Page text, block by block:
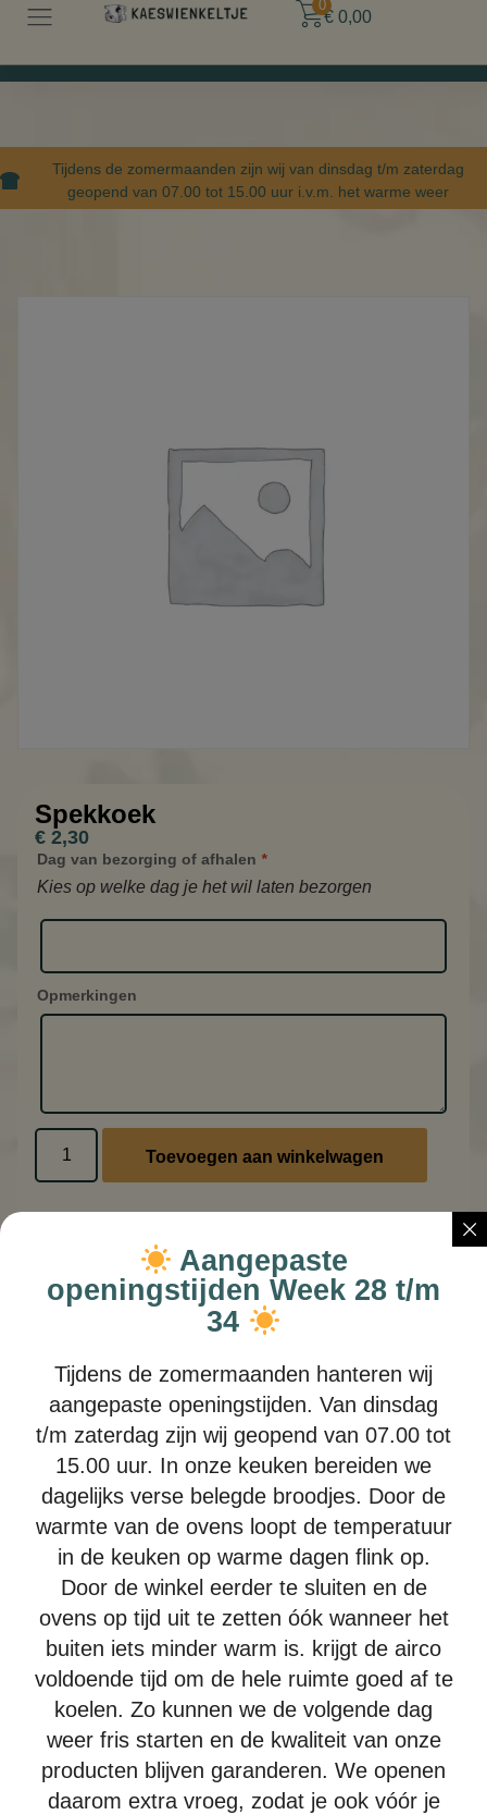
Tijdens de zomermaanden zijn wij van dinsdag t/m zaterdag
geopend van 07.00 tot 15.00 uur i.v.m. het warme weer
€ 0,00
0
Spekkoek
€ 2,30
Dag van bezorging of afhalen *
Kies op welke dag je het wil laten bezorgen
Opmerkingen
Toevoegen aan winkelwagen
Opa’s Gehakt
Gehakt, rode ui, sla, augurk & mosterdsaus
vanaf
€6,70
Bekijken
Filet Americain
Filet American Sla komkommer tomaat en ei
(zonder uitjes)
Aangepaste
openingstijden Week 28 t/m
34
Tijdens de zomermaanden hanteren wij
aangepaste openingstijden. Van dinsdag
t/m zaterdag zijn wij geopend van 07.00 tot
15.00 uur. In onze keuken bereiden we
dagelijks verse belegde broodjes. Door de
warmte van de ovens loopt de temperatuur
in de keuken op warme dagen flink op.
Door de winkel eerder te sluiten en de
ovens op tijd uit te zetten óók wanneer het
buiten iets minder warm is. krijgt de airco
voldoende tijd om de hele ruimte goed af te
koelen. Zo kunnen we de volgende dag
weer fris starten en de kwaliteit van onze
producten blijven garanderen. We openen
daarom extra vroeg, zodat je ook vóór je